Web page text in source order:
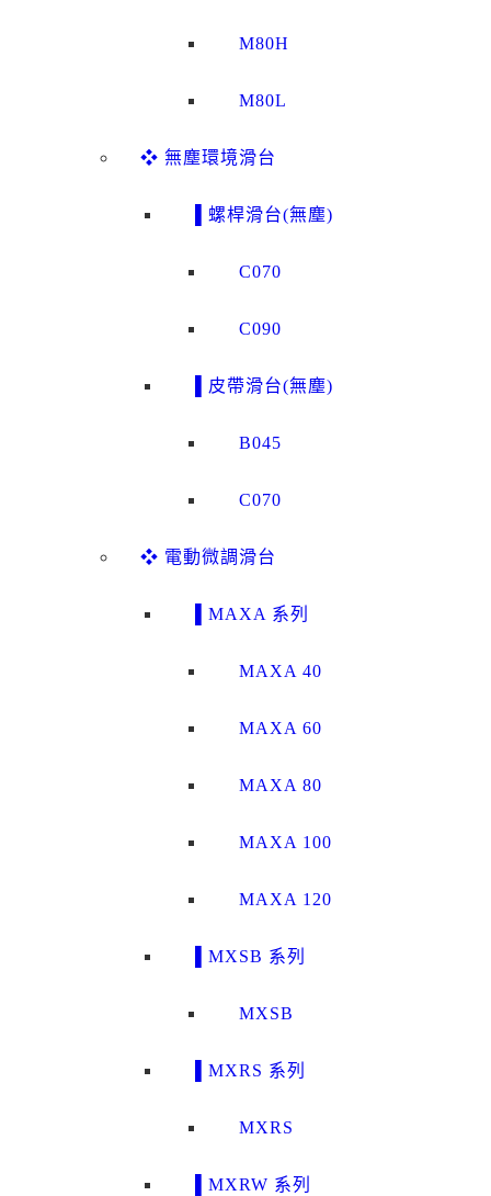
M80H
M80L
❖ 無塵環境滑台
▌螺桿滑台(無塵)
C070
C090
▌皮帶滑台(無塵)
B045
C070
❖ 電動微調滑台
▌MAXA 系列
MAXA 40
MAXA 60
MAXA 80
MAXA 100
MAXA 120
▌MXSB 系列
MXSB
▌MXRS 系列
MXRS
▌MXRW 系列